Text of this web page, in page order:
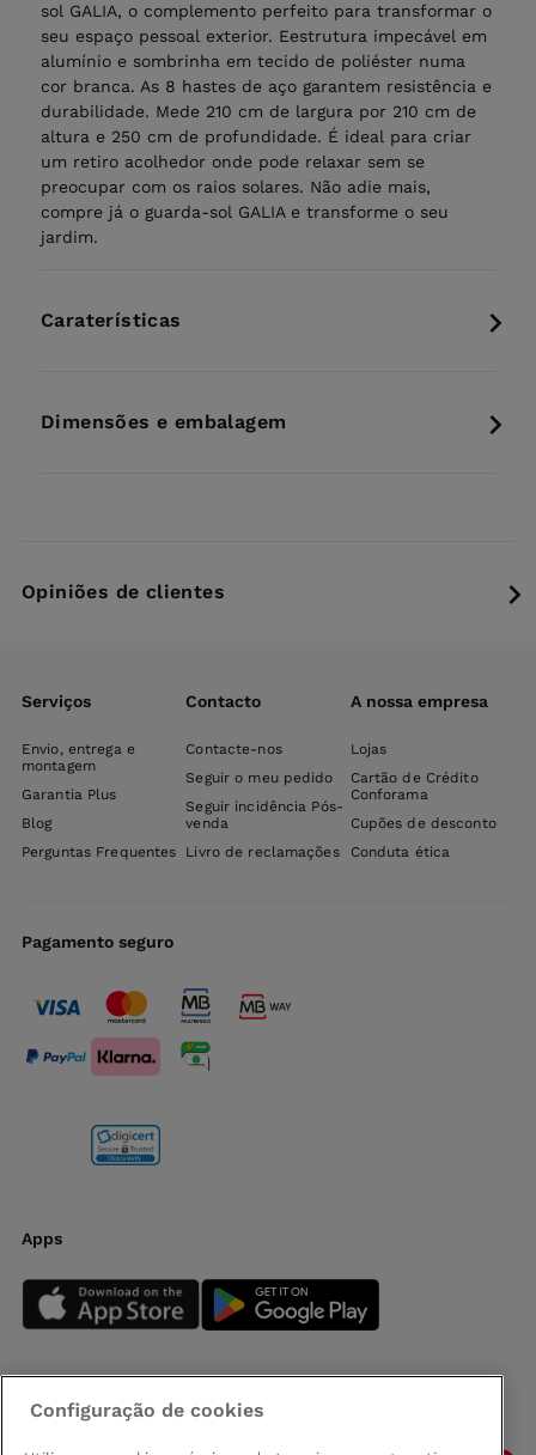
sol GALIA, o complemento perfeito para transformar o
seu espaço pessoal exterior. Eestrutura impecável em
alumínio e sombrinha em tecido de poliéster numa
cor branca. As 8 hastes de aço garantem resistência e
durabilidade. Mede 210 cm de largura por 210 cm de
altura e 250 cm de profundidade. É ideal para criar
um retiro acolhedor onde pode relaxar sem se
preocupar com os raios solares. Não adie mais,
compre já o guarda-sol GALIA e transforme o seu
jardim.
Caraterísticas
Dimensões e embalagem
Opiniões de clientes
Serviços
Envio, entrega e
montagem
Garantia Plus
Blog
Perguntas Frequentes
Contacto
Contacte-nos
Seguir o meu pedido
Seguir incidência Pós-
venda
Livro de reclamações
A nossa empresa
Lojas
Cartão de Crédito
Conforama
Cupões de desconto
Conduta ética
Pagamento seguro
Apps
Siga-nos
Configuração de cookies